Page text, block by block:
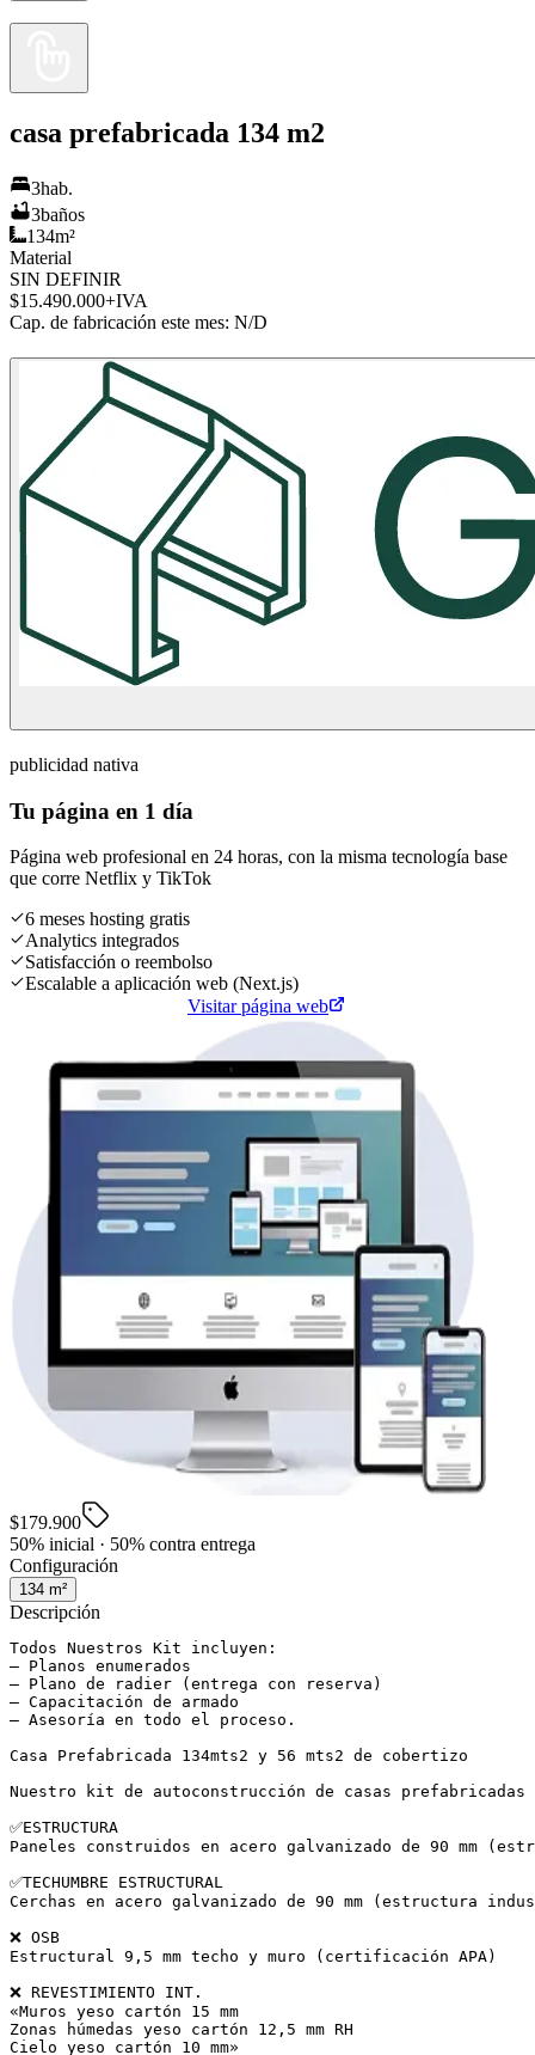
casa prefabricada 134 m2
3hab.
3baños
134m²
Material
SIN DEFINIR
$15.490.000+IVA
Cap. de fabricación este mes: N/D
publicidad nativa
Tu página en 1 día
Página web profesional en 24 horas, con la misma tecnología base
que corre Netflix y TikTok
6 meses hosting gratis
Analytics integrados
Satisfacción o reembolso
Escalable a aplicación web (Next.js)
Visitar página web
$179.900
50% inicial · 50% contra entrega
Configuración
134 m²
Descripción
Todos Nuestros Kit incluyen:
– Planos enumerados
– Plano de radier (entrega con reserva)
– Capacitación de armado
– Asesoría en todo el proceso.
Casa Prefabricada 134mts2 y 56 mts2 de cobertizo
Nuestro kit de autoconstrucción de casas
✅ESTRUCTURA
Paneles construidos en acero galvanizado de 90 mm
✅TECHUMBRE ESTRUCTURAL
Cerchas en acero galvanizado de 90 mm (estructura
❌ OSB
Estructural 9,5 mm techo y muro (certificación APA)
❌ REVESTIMIENTO INT.
«Muros yeso cartón 15 mm
Zonas húmedas yeso cartón 12,5 mm RH
Cielo yeso cartón 10 mm»